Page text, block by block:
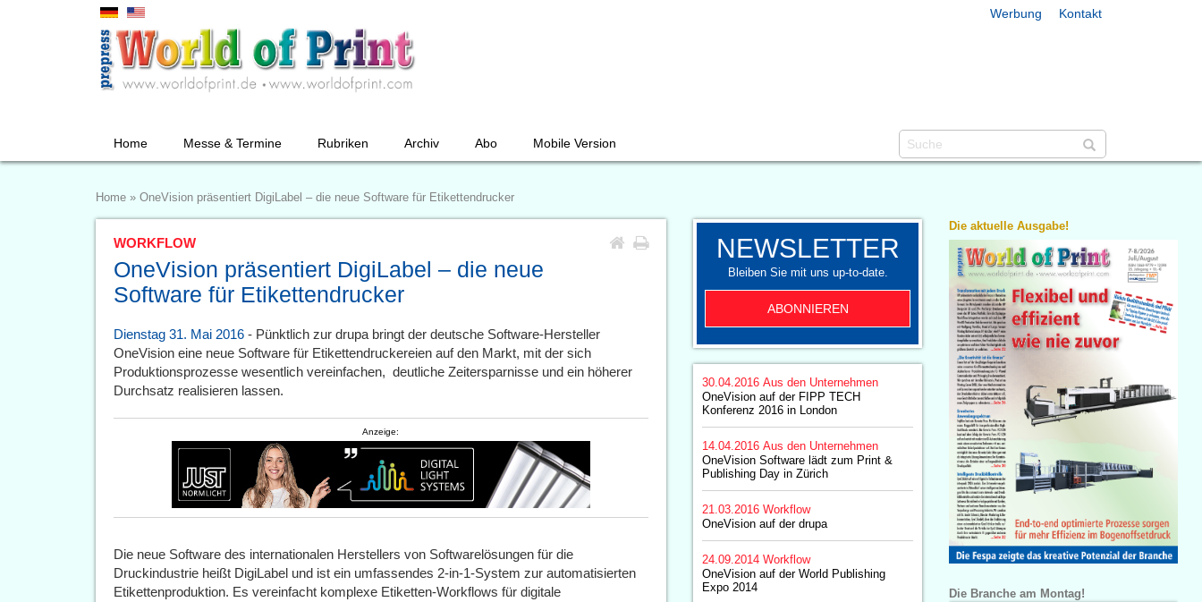
Werbung Kontakt
Home Messe & Termine Rubriken Archiv Abo Mobile Version
Home » OneVision präsentiert DigiLabel – die neue Software für Etikettendrucker
WORKFLOW
OneVision präsentiert DigiLabel – die neue
Software für Etikettendrucker
Dienstag 31. Mai 2016 - Pünktlich zur drupa bringt der deutsche Software-Hersteller
OneVision eine neue Software für Etikettendruckereien auf den Markt, mit der sich
Produktionsprozesse wesentlich vereinfachen, deutliche Zeitersparnisse und ein höherer
Durchsatz realisieren lassen.
Anzeige:
Die neue Software des internationalen Herstellers von Softwarelösungen für die
Druckindustrie heißt DigiLabel und ist ein umfassendes 2-in-1-System zur automatisierten
Etikettenproduktion. Es vereinfacht komplexe Etiketten-Workflows für digitale
NEWSLETTER
Bleiben Sie mit uns up-to-date.
ABONNIEREN
30.04.2016 Aus den Unternehmen
OneVision auf der FIPP TECH
Konferenz 2016 in London
14.04.2016 Aus den Unternehmen
OneVision Software lädt zum Print &
Publishing Day in Zürich
21.03.2016 Workflow
OneVision auf der drupa
24.09.2014 Workflow
OneVision auf der World Publishing
Expo 2014
Die aktuelle Ausgabe!
Die Branche am Montag!